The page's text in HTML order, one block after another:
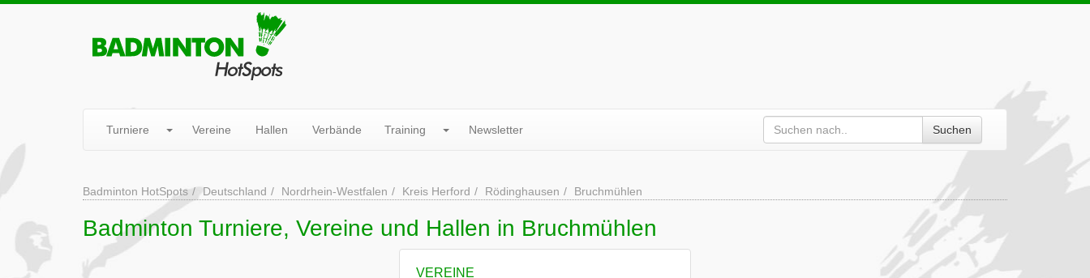
Turniere Vereine Hallen Verbände Training Newsletter Suchen
Badminton HotSpots Deutschland Nordrhein-Westfalen Kreis Herford Rödinghausen Bruchmühlen
Badminton Turniere, Vereine und Hallen in Bruchmühlen
VEREINE